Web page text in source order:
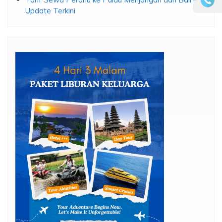
Update Terkini